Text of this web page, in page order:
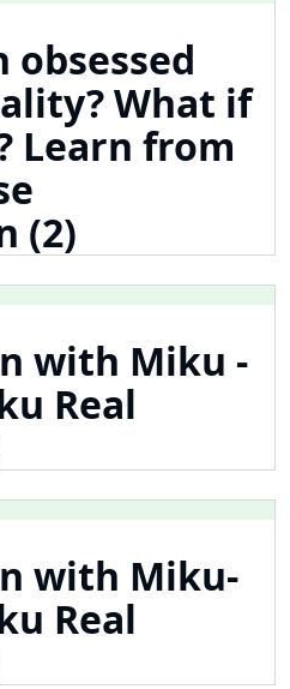
obsessed
What if
Learn from
(2)
with Miku -
Real
with Miku-
Real